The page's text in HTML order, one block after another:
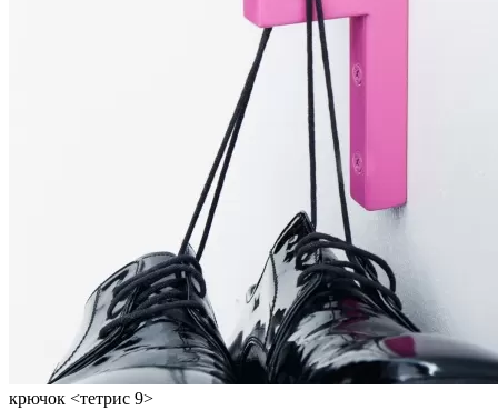
крючок <тетрис 9>